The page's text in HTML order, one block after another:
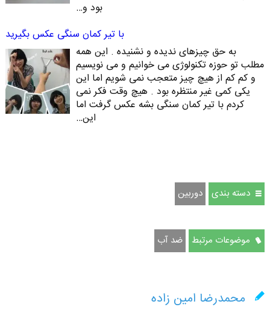
بود و…
با تیر کمان سنگی عکس بگیرید
به حق چیزهای ندیده و نشنیده . این همه
مطلب تو حوزه تکنولوژی می خوانیم و می نویسیم
و کم کم از هیچ چیز متعجب نمی شویم اما این
یکی کمی غیر منتظره بود . هیچ وقت فکر نمی
کردم با تیر کمان سنگی بشه عکس گرفت اما
این…
دسته بندی دوربين
موضوعات مرتبط ضد آب
محمدرضا امین زاده